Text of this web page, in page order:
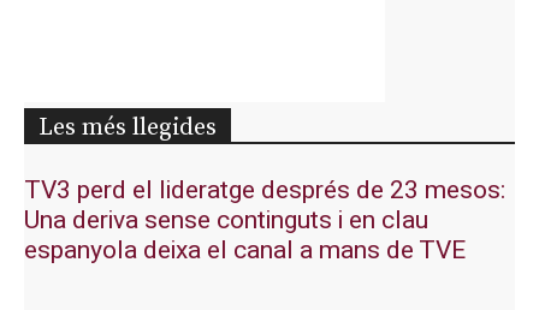
Les més llegides
TV3 perd el lideratge després de 23 mesos:
Una deriva sense continguts i en clau
espanyola deixa el canal a mans de TVE